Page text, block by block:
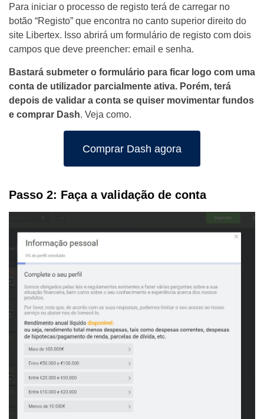
Para iniciar o processo de registo terá de carregar no
botão “Registo” que encontra no canto superior direito do
site Libertex. Isso abrirá um formulário de registo com dois
campos que deve preencher: email e senha.
Bastará submeter o formulário para ficar logo com uma
conta de utilizador parcialmente ativa. Porém, terá
depois de validar a conta se quiser movimentar fundos
e comprar Dash. Veja como.
Comprar Dash agora
Passo 2: Faça a validação de conta